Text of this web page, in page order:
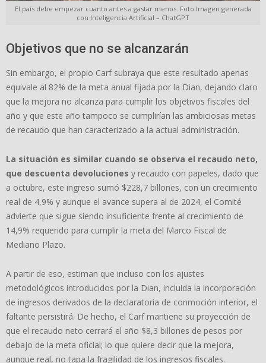
El país debe empezar cuanto antes a gastar menos. Foto:Imagen generada
con Inteligencia Artificial – ChatGPT
Objetivos que no se alcanzarán
Sin embargo, el propio Carf subraya que este resultado apenas
equivale al 82% de la meta anual fijada por la Dian, dejando claro
que la mejora no alcanza para cumplir los objetivos fiscales del
año y que este año tampoco se cumplirían las ambiciosas metas
de recaudo que han caracterizado a la actual administración.
La situación es similar cuando se observa el recaudo neto,
que descuenta devoluciones y recaudo con papeles, dado que
a octubre, este ingreso sumó $228,7 billones, con un crecimiento
real de 4,9% y aunque el avance supera al de 2024, el Comité
advierte que sigue siendo insuficiente frente al crecimiento de
14,9% requerido para cumplir la meta del Marco Fiscal de
Mediano Plazo.
A partir de eso, estiman que incluso con los ajustes
metodológicos introducidos por la Dian, incluida la incorporación
de ingresos derivados de la declaratoria de conmoción interior, el
faltante persistirá. De hecho, el Carf mantiene su proyección de
que el recaudo neto cerrará el año $8,3 billones de pesos por
debajo de la meta oficial; lo que quiere decir que la mejora,
aunque real, no tapa la fragilidad de los ingresos fiscales.